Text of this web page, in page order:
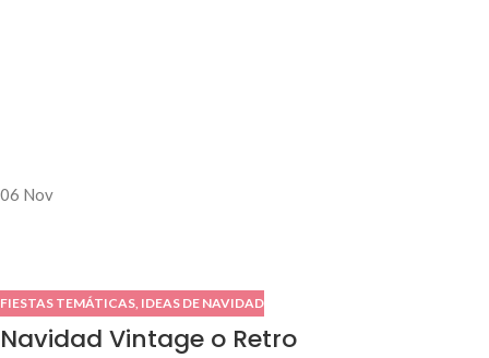
06 Nov
FIESTAS TEMÁTICAS, IDEAS DE NAVIDAD
Navidad Vintage o Retro